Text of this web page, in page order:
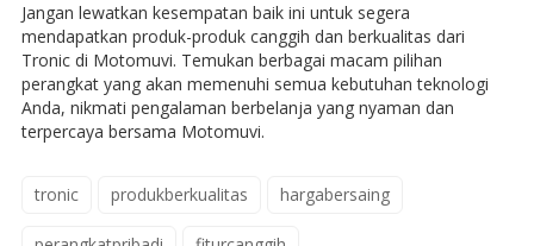
Jangan lewatkan kesempatan baik ini untuk segera
mendapatkan produk-produk canggih dan berkualitas dari
Tronic di Motomuvi. Temukan berbagai macam pilihan
perangkat yang akan memenuhi semua kebutuhan teknologi
Anda, nikmati pengalaman berbelanja yang nyaman dan
terpercaya bersama Motomuvi.
tronic produkberkualitas hargabersaing